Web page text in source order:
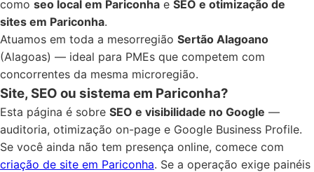
como seo local em Pariconha e SEO e otimização de
sites em Pariconha.
Atuamos em toda a mesorregião Sertão Alagoano
(Alagoas) — ideal para PMEs que competem com
concorrentes da mesma microregião.
Site, SEO ou sistema em Pariconha?
Esta página é sobre SEO e visibilidade no Google —
auditoria, otimização on-page e Google Business Profile.
Se você ainda não tem presença online, comece com
criação de site em Pariconha. Se a operação exige painéis